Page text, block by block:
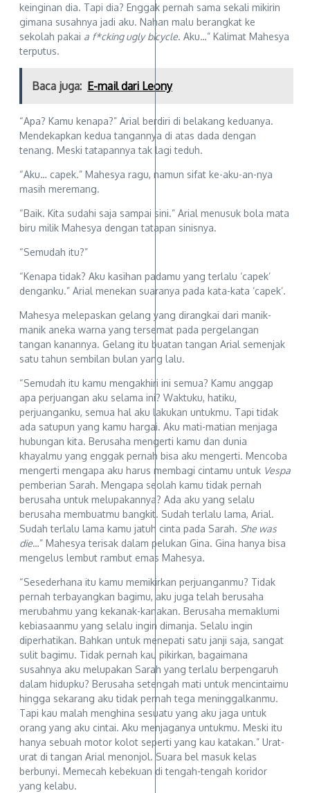
keinginan dia. Tapi dia? Enggak pernah sama sekali mikirin
gimana susahnya jadi aku. Nahan malu berangkat ke
sekolah pakai a f*cking ugly bicycle. Aku…” Kalimat Mahesya
terputus.
Baca juga: E-mail dari Leony
“Apa? Kamu kenapa?” Arial berdiri di belakang keduanya.
Mendekapkan kedua tangannya di atas dada dengan
tenang. Meski tatapannya tak lagi teduh.
“Aku… capek.” Mahesya ragu, namun sifat ke-aku-an-nya
masih meremang.
“Baik. Kita sudahi saja sampai sini.” Arial menusuk bola mata
biru milik Mahesya dengan tatapan sinisnya.
“Semudah itu?”
“Kenapa tidak? Aku kasihan padamu yang terlalu ‘capek’
denganku.” Arial menekan suaranya pada kata-kata ‘capek’.
Mahesya melepaskan gelang yang dirangkai dari manik-
manik aneka warna yang tersemat pada pergelangan
tangan kanannya. Gelang itu buatan tangan Arial semenjak
satu tahun sembilan bulan yang lalu.
“Semudah itu kamu mengakhiri ini semua? Kamu anggap
apa perjuangan aku selama ini? Waktuku, hatiku,
perjuanganku, semua hal aku lakukan untukmu. Tapi tidak
ada satupun yang kamu hargai. Aku mati-matian menjaga
hubungan kita. Berusaha mengerti kamu dan dunia
khayalmu yang enggak pernah bisa aku mengerti. Mencoba
mengerti mengapa aku harus membagi cintamu untuk Vespa
pemberian Sarah. Mengapa seolah kamu tidak pernah
berusaha untuk melupakannya? Ada aku yang selalu
berusaha membuatmu bangkit. Sudah terlalu lama, Arial.
Sudah terlalu lama kamu jatuh cinta pada Sarah. She was
die…” Mahesya terisak dalam pelukan Gina. Gina hanya bisa
mengelus lembut rambut emas Mahesya.
“Sesederhana itu kamu memikirkan perjuanganmu? Tidak
pernah terbayangkan bagimu, aku juga telah berusaha
merubahmu yang kekanak-kanakan. Berusaha memaklumi
kebiasaanmu yang selalu ingin dimanja. Selalu ingin
diperhatikan. Bahkan untuk menepati satu janji saja, sangat
sulit bagimu. Tidak pernah kau pikirkan, bagaimana
susahnya aku melupakan Sarah yang terlalu berpengaruh
dalam hidupku? Berusaha setengah mati untuk mencintaimu
hingga sekarang aku tidak pernah tega meninggalkanmu.
Tapi kau malah menghina sesuatu yang aku jaga untuk
orang yang aku cintai. Aku menjaganya untukmu. Meski itu
hanya sebuah motor kolot seperti yang kau katakan.” Urat-
urat di tangan Arial menonjol. Suara bel masuk kelas
berbunyi. Memecah kebekuan di tengah-tengah koridor
yang kelabu.